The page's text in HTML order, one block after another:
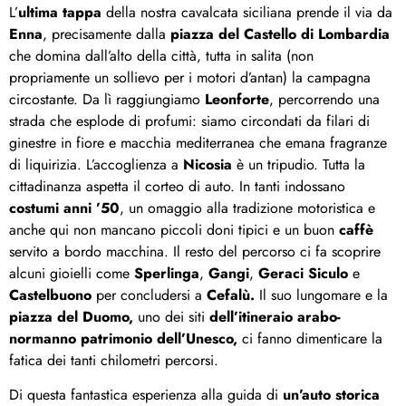
L’ultima tappa della nostra cavalcata siciliana prende il via da
Enna, precisamente dalla piazza del Castello di Lombardia
che domina dall’alto della città, tutta in salita (non
propriamente un sollievo per i motori d’antan) la campagna
circostante. Da lì raggiungiamo Leonforte, percorrendo una
strada che esplode di profumi: siamo circondati da filari di
ginestre in fiore e macchia mediterranea che emana fragranze
di liquirizia. L’accoglienza a Nicosia è un tripudio. Tutta la
cittadinanza aspetta il corteo di auto. In tanti indossano
costumi anni ’50, un omaggio alla tradizione motoristica e
anche qui non mancano piccoli doni tipici e un buon caffè
servito a bordo macchina. Il resto del percorso ci fa scoprire
alcuni gioielli come Sperlinga, Gangi, Geraci Siculo e
Castelbuono per concludersi a Cefalù. Il suo lungomare e la
piazza del Duomo, uno dei siti dell’itineraio arabo-
normanno patrimonio dell’Unesco, ci fanno dimenticare la
fatica dei tanti chilometri percorsi.
Di questa fantastica esperienza alla guida di un’auto storica